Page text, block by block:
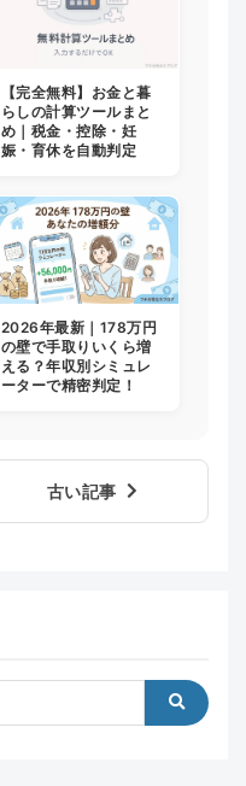
【完全無料】お金と暮
らしの計算ツールまと
め｜税金・控除・妊
娠・育休を自動判定
2026年最新｜178万円
の壁で手取りいくら増
える？年収別シミュレ
ーターで精密判定！
古い記事